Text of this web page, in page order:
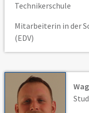
Technikerschule
Mitarbeiterin in der
(EDV)